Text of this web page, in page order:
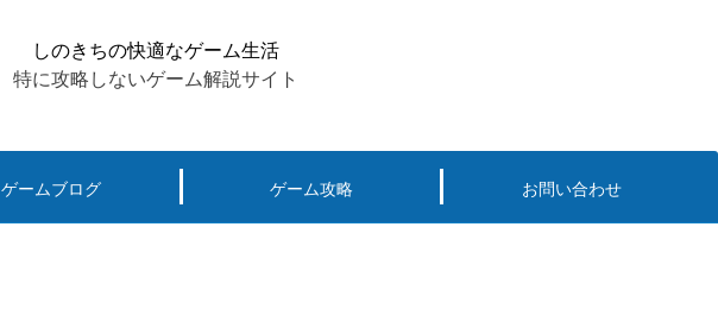
しのきちの快適なゲーム生活
特に攻略しないゲーム解説サイト
ゲームブログ ゲーム攻略 お問い合わせ